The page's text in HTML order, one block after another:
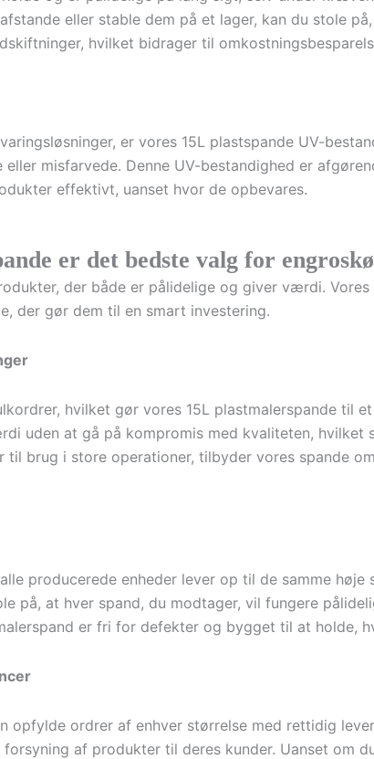
eller stable dem på et lager, kan du stole
hvilket bidrager til
er vores 15L plastspande UV-
misfarvede. Denne UV-bestandighed er
effektivt, uanset hvor de opbevares.
er det bedste valg for
der både er pålidelige og giver værdi. Vores
der gør dem til en smart investering.
hvilket gør vores 15L plastmalerspande til
uden at gå på kompromis med kvaliteten, hvilket
til brug i store operationer, tilbyder vores spande
producerede enheder lever op til de samme høje
på, at hver spand, du modtager, vil fungere
er fri for defekter og bygget til at holde,
opfylde ordrer af enhver størrelse med rettidig
af produkter til deres kunder. Uanset om